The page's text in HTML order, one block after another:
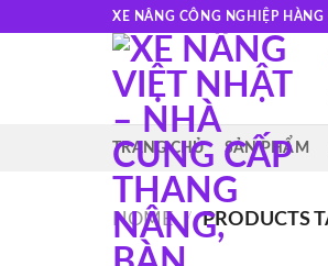
XE NÂNG CÔNG NGHIỆP HÀNG
TRANG CHỦ SẢN PHẨM
HOME / PRODUCTS